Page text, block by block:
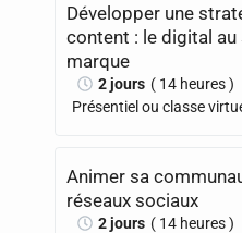
Développer une
content : le digital au
marque
2 jours ( 14 heures )
Présentiel ou classe
Animer sa
réseaux sociaux
2 jours ( 14 heures )